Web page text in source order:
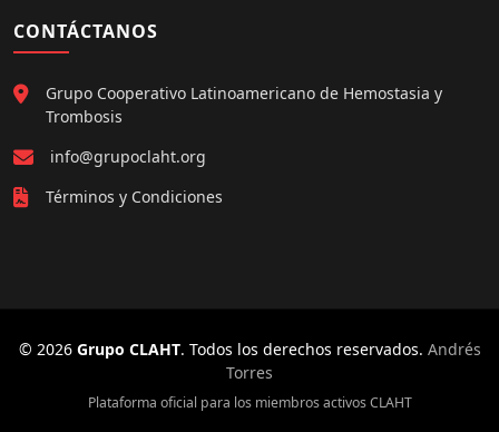
CONTÁCTANOS
Grupo Cooperativo Latinoamericano de Hemostasia y
Trombosis
info@grupoclaht.org
Términos y Condiciones
© 2026 Grupo CLAHT. Todos los derechos reservados. Andrés
Torres
Plataforma oficial para los miembros activos CLAHT